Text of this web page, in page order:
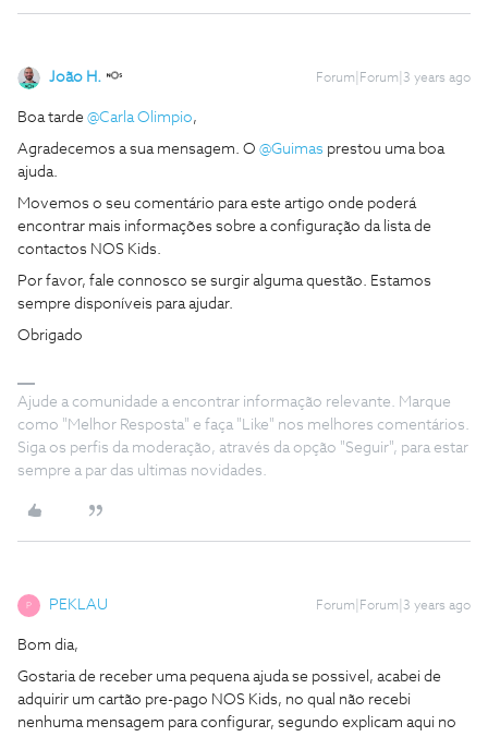
João H. Forum|Forum|3 years ago
Boa tarde @Carla Olimpio,
Agradecemos a sua mensagem. O @Guimas prestou uma boa
ajuda.
Movemos o seu comentário para este artigo onde poderá
encontrar mais informações sobre a configuração da lista de
contactos NOS Kids.
Por favor, fale connosco se surgir alguma questão. Estamos
sempre disponíveis para ajudar.
Obrigado
Ajude a comunidade a encontrar informação relevante. Marque
como "Melhor Resposta" e faça "Like" nos melhores comentários.
Siga os perfis da moderação, através da opção "Seguir", para estar
sempre a par das ultimas novidades.
P PEKLAU Forum|Forum|3 years ago
Bom dia,
Gostaria de receber uma pequena ajuda se possivel, acabei de
adquirir um cartão pre-pago NOS Kids, no qual não recebi
nenhuma mensagem para configurar, segundo explicam aqui no